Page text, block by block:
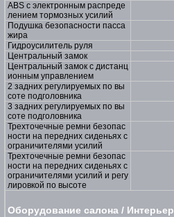
ABS с электронным распреде
лением тормозных усилий
Подушка безопасности пасса
жира
Гидроусилитель руля
Центральный замок
Центральный замок с дистанц
ионным управлением
2 задних регулируемых по вы
соте подголовника
3 задних регулируемых по вы
соте подголовника
Трехточечные ремни безопас
ности на передних сиденьях с
ограничителями усилий
Трехточечные ремни безопас
ности на передних сиденьях с
ограничителями усилий и регу
лировкой по высоте
Оборудование салона / Интерьер